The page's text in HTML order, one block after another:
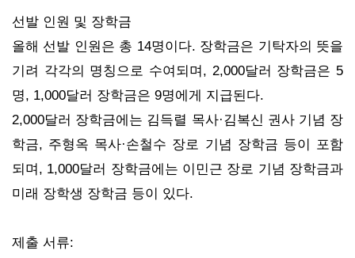
선발 인원 및 장학금
올해 선발 인원은 총 14명이다. 장학금은 기탁자의 뜻을
기려 각각의 명칭으로 수여되며, 2,000달러 장학금은 5
명, 1,000달러 장학금은 9명에게 지급된다.
2,000달러 장학금에는 김득렬 목사·김복신 권사 기념 장
학금, 주형옥 목사·손철수 장로 기념 장학금 등이 포함
되며, 1,000달러 장학금에는 이민근 장로 기념 장학금과
미래 장학생 장학금 등이 있다.
제출 서류: